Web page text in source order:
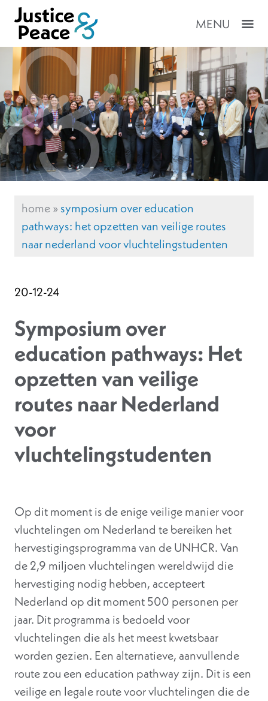
MENU
home»symposium over education
pathways: het opzetten van veilige routes
naar nederland voor vluchtelingstudenten
20-12-24
Symposium over
education pathways: Het
opzetten van veilige
routes naar Nederland
voor
vluchtelingstudenten
Op dit moment is de enige veilige manier voor
vluchtelingen om Nederland te bereiken het
hervestigingsprogramma van de UNHCR. Van
de 2,9 miljoen vluchtelingen wereldwijd die
hervestiging nodig hebben, accepteert
Nederland op dit moment 500 personen per
jaar. Dit programma is bedoeld voor
vluchtelingen die als het meest kwetsbaar
worden gezien. Een alternatieve, aanvullende
route zou een education pathway zijn. Dit is een
veilige en legale route voor vluchtelingen die de